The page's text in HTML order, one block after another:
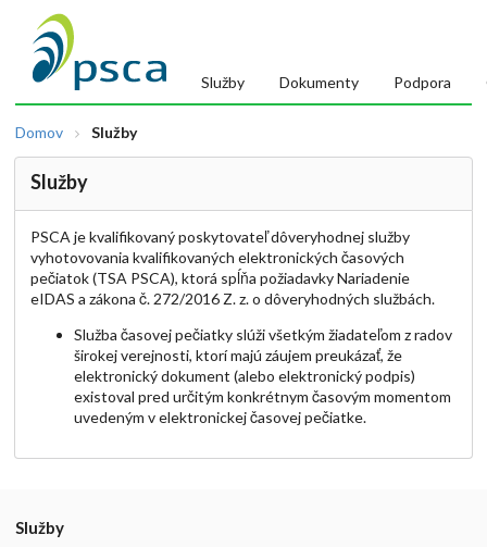
Služby Dokumenty Podpora
Domov Služby
Služby
PSCA je kvalifikovaný poskytovateľ dôveryhodnej služby
vyhotovovania kvalifikovaných elektronických časových
pečiatok (TSA PSCA), ktorá spĺňa požiadavky Nariadenie
eIDAS a zákona č. 272/2016 Z. z. o dôveryhodných službách.
Služba časovej pečiatky slúži všetkým žiadateľom z radov
širokej verejnosti, ktorí majú záujem preukázať, že
elektronický dokument (alebo elektronický podpis)
existoval pred určitým konkrétnym časovým momentom
uvedeným v elektronickej časovej pečiatke.
Služby